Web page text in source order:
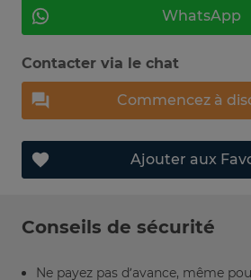
WhatsApp
Contacter via le chat
Commencez à
Ajouter aux
Conseils de sécurité
Ne payez pas d’avance, même